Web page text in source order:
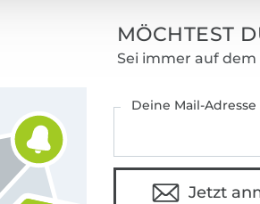
MÖCHTEST
Sei immer auf
Deine Mail-Adresse
Jetzt